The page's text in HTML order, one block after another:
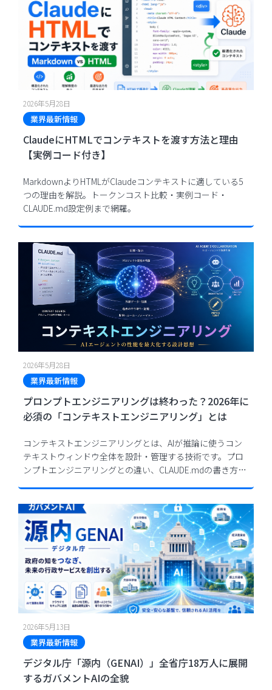
2026年5月28日
業界最新情報
ClaudeにHTMLでコンテキストを渡す方法と理由
【実例コード付き】
MarkdownよりHTMLがClaudeコンテキストに適している5
つの理由を解説。トークンコスト比較・実例コード・
CLAUDE.md設定例まで網羅。
2026年5月28日
業界最新情報
プロンプトエンジニアリングは終わった？2026年に
必須の「コンテキストエンジニアリング」とは
コンテキストエンジニアリングとは、AIが推論に使うコン
テキストウィンドウ全体を設計・管理する技術です。プロ
ンプトエンジニアリングとの違い、CLAUDE.mdの書き方、
2026年5月13日
業界最新情報
デジタル庁「源内（GENAI）」全省庁18万人に展開
するガバメントAIの全貌